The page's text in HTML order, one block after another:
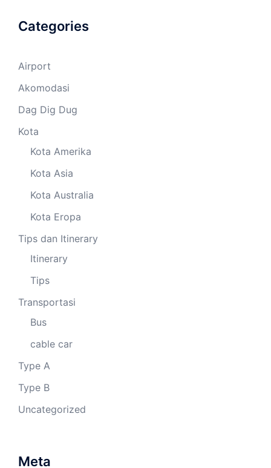
Categories
Airport
Akomodasi
Dag Dig Dug
Kota
Kota Amerika
Kota Asia
Kota Australia
Kota Eropa
Tips dan Itinerary
Itinerary
Tips
Transportasi
Bus
cable car
Type A
Type B
Uncategorized
Meta